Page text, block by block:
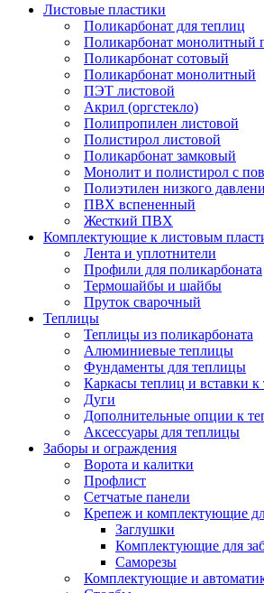
Листовые пластики
Поликарбонат для теплиц
Поликарбонат монолитный
Поликарбонат сотовый
Поликарбонат монолитный
ПЭТ листовой
Акрил (оргстекло)
Полипропилен листовой
Полистирол листовой
Поликарбонат замковый
Монолит и полистирол с
Полиэтилен низкого
ПВХ вспененный
Жесткий ПВХ
Комплектующие к листовым
Лента и уплотнители
Профили для поликарбоната
Термошайбы и шайбы
Пруток сварочный
Теплицы
Теплицы из поликарбоната
Алюминиевые теплицы
Фундаменты для теплицы
Каркасы теплиц и вставки к
Дуги
Дополнительные опции к
Аксессуары для теплицы
Заборы и ограждения
Ворота и калитки
Профлист
Сетчатые панели
Крепеж и комплектующие
Заглушки
Комплектующие для
Саморезы
Комплектующие и